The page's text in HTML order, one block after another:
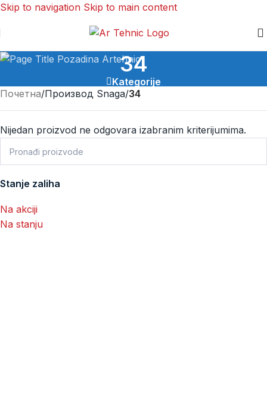
Skip to navigation Skip to main content
34
Kategorije
Stanje zaliha
Na akciji
Na stanju
Почетна/Производ Snaga/34
Nijedan proizvod ne odgovara izabranim kriterijumima.